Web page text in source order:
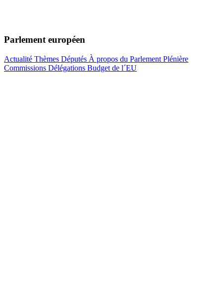
Parlement européen
Actualité Thèmes Députés À propos du Parlement Plénière
Commissions Délégations Budget de l´EU